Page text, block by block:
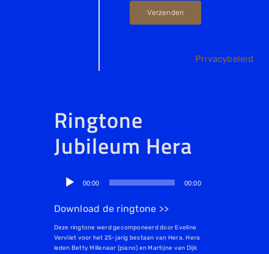
Ringtone
Jubileum Hera
Audiospeler
00:00 00:00
Download de ringtone >>
Deze ringtone werd gecomponeerd door Eveline
Vervliet voor het 25-jarig bestaan van Hera. Hera
leden Betty Millenaar (piano) en Martijne van Dijk
Verzenden
Privacybeleid